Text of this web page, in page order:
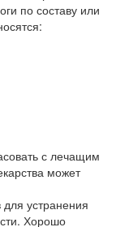
по составу или
с лечащим
может
устранения
Хорошо